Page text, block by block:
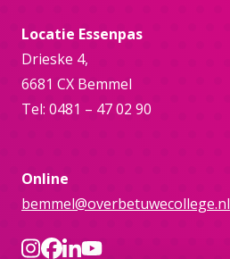
Locatie Essenpas
Drieske 4,
6681 CX Bemmel
Tel: 0481 – 47 02 90
Online
bemmel@overbetuwecollege.nl